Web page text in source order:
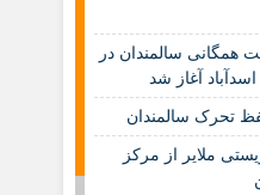
همگانی سالمندان در
آغاز شد
تحرک سالمندان
ملایر از مرکز